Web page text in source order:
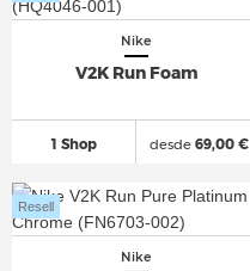
Nike
V2K Run Foam
1 Shop desde69,00 €
Nike
Resell